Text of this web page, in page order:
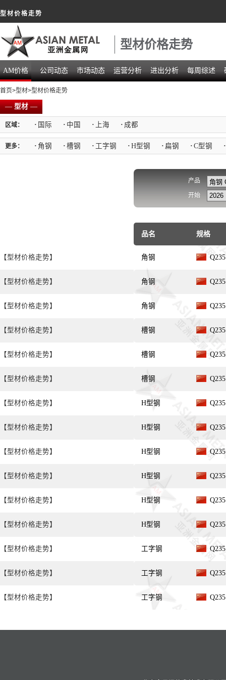
型材价格走势
型材价格走势
AM价格 公司动态 市场动态 运营分析 进出分析 每周综述
首页>型材>型材价格走势
—型材—
区域： · 国际 · 中国 · 上海 · 成都
更多： · 角钢 · 槽钢 · 工字钢 · H型钢 · 扁钢 · C型钢 ·
【型材价格走势】
【型材价格走势】
【型材价格走势】
【型材价格走势】
【型材价格走势】
【型材价格走势】
【型材价格走势】
【型材价格走势】
【型材价格走势】
【型材价格走势】
【型材价格走势】
【型材价格走势】
【型材价格走势】
【型材价格走势】
【型材价格走势】
产品
开始
品名 规格
角钢
角钢
角钢
槽钢
槽钢
槽钢
H型钢
H型钢
H型钢
H型钢
H型钢
H型钢
工字钢
工字钢
工字钢